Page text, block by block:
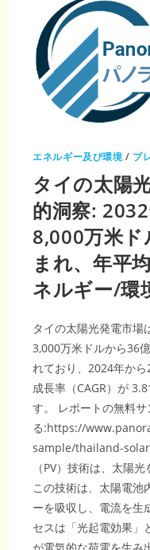
電
池
市
規
模、
成
長、
洞
察、
市
場
ア、
競
環
境、
動
向
分
析
レ
ポ
ー
ト：
イ
ン
ド
シ
ア
の
市
場
機
会
分
析
と
～
2032
年
の
産
業
予
測
エネルギー及び環境/ プ
タイの太陽
的洞察:
8,000万米
まれ、年平
ネルギー/環
タイの太陽光発電市
3,000万米ドルから36
れており、2024年か
成長率（CAGR）が
す。 レポートの無料サ
る:https://
sample/thailand-
（PV）技術は、太陽
この技術は、太陽電池
ーを吸収し、電流を生
セスは「光起電効果」